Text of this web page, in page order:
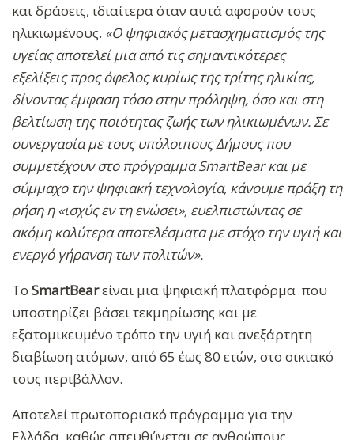
και δράσεις, ιδιαίτερα όταν αυτά αφορούν τους
ηλικιωμένους. «Ο ψηφιακός μετασχηματισμός της
υγείας αποτελεί μια από τις σημαντικότερες
εξελίξεις προς όφελος κυρίως της τρίτης ηλικίας,
δίνοντας έμφαση τόσο στην πρόληψη, όσο και στη
βελτίωση της ποιότητας ζωής των ηλικιωμένων. Σε
συνεργασία με τους υπόλοιπους Δήμους που
συμμετέχουν στο πρόγραμμα SmartBear και με
σύμμαχο την ψηφιακή τεχνολογία, κάνουμε πράξη τη
ρήση η «ισχύς εν τη ενώσει», ευελπιστώντας σε
ακόμη καλύτερα αποτελέσματα με στόχο την υγιή και
ενεργό γήρανση των πολιτών».
Το SmartBearείναι μια ψηφιακή πλατφόρμα που
υποστηρίζει βάσει τεκμηρίωσης και με
εξατομικευμένο τρόπο την υγιή και ανεξάρτητη
διαβίωση ατόμων, από 65 έως 80 ετών, στο οικιακό
τους περιβάλλον.
Αποτελεί πρωτοποριακό πρόγραμμα για την
Ελλάδα, καθώς απευθύνεται σε ανθρώπους